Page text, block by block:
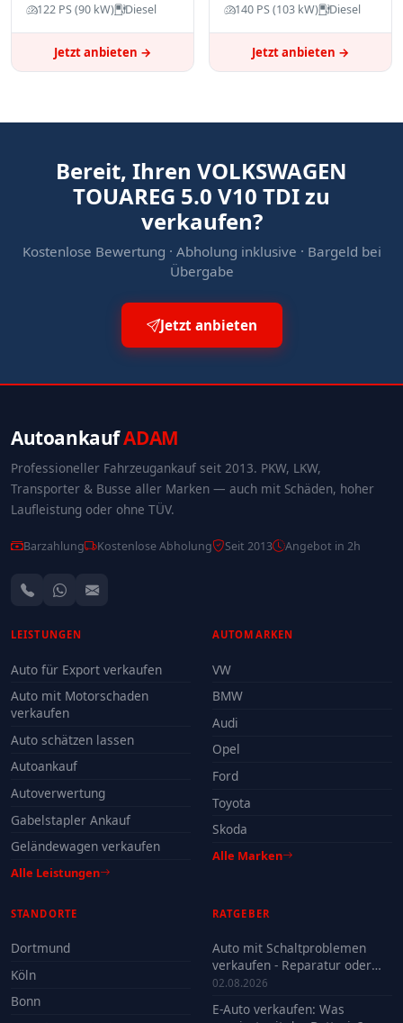
122 PS (90 kW) Diesel
Jetzt anbieten →
140 PS (103 kW) Diesel
Jetzt anbieten →
Bereit, Ihren VOLKSWAGEN
TOUAREG 5.0 V10 TDI zu
verkaufen?
Kostenlose Bewertung · Abholung inklusive · Bargeld bei
Übergabe
Jetzt anbieten
AutoankaufADAM
Professioneller Fahrzeugankauf seit 2013. PKW, LKW,
Transporter & Busse aller Marken — auch mit Schäden, hoher
Laufleistung oder ohne TÜV.
Barzahlung Kostenlose Abholung Seit 2013 Angebot in 2h
LEISTUNGEN
Auto für Export verkaufen
Auto mit Motorschaden
verkaufen
Auto schätzen lassen
Autoankauf
Autoverwertung
Gabelstapler Ankauf
Geländewagen verkaufen
Alle Leistungen
AUTOMARKEN
VW
BMW
Audi
Opel
Ford
Toyota
Skoda
Alle Marken
STANDORTE
Dortmund
Köln
Bonn
RATGEBER
Auto mit Schaltproblemen
verkaufen - Reparatur oder
Verkauf?
02.08.2026
E-Auto verkaufen: Was